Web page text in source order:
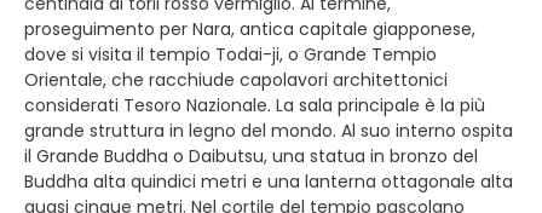
proseguimento per Nara, antica capitale giapponese,
dove si visita il tempio Todai-ji, o Grande Tempio
Orientale, che racchiude capolavori architettonici
considerati Tesoro Nazionale. La sala principale è la più
grande struttura in legno del mondo. Al suo interno ospita
il Grande Buddha o Daibutsu, una statua in bronzo del
Buddha alta quindici metri e una lanterna ottagonale alta
quasi cinque metri. Nel cortile del tempio pascolano